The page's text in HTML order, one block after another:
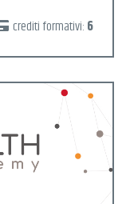
crediti formativi: 6